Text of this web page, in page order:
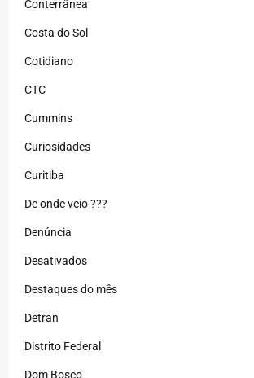
Conterrânea
Costa do Sol
Cotidiano
CTC
Cummins
Curiosidades
Curitiba
De onde veio ???
Denúncia
Desativados
Destaques do mês
Detran
Distrito Federal
Dom Bosco